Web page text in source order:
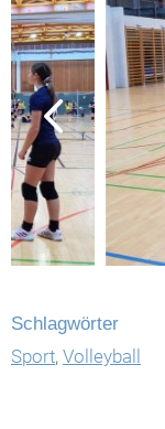
Schlagwörter
Sport, Volleyball